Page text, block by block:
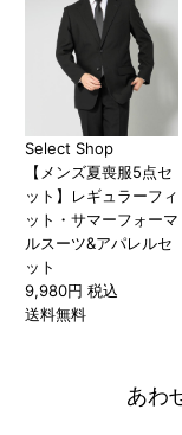
Select Shop
【メンズ夏喪服5点セ
ット】レギュラーフィ
ット・サマーフォーマ
ルスーツ&アパレルセ
ット
9,980円 税込
送料無料
あわ